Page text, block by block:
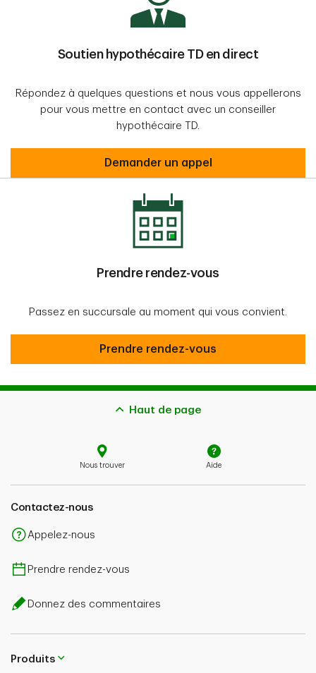
Soutien hypothécaire TD en direct
Répondez à quelques questions et nous vous appellerons
pour vous mettre en contact avec un conseiller
hypothécaire TD.
Sécurisé
Demander un appel
Prendre rendez-vous
Passez en succursale au moment qui vous convient.
Prendre rendez-vous
Prendre rendez-vous
Haut de page
Nous trouver Aide
Contactez-nous
Appelez-nous
Prendre rendez-vous
Donnez des commentaires
Produits